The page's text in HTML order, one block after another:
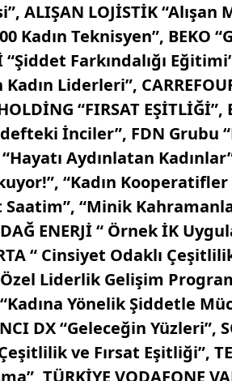
ALIŞAN LOJİSTİK
Kadın Teknisyen”, BEKO
Farkındalığı
Kadın Liderleri”,
“FIRSAT
İnciler”, FDN Grubu
Aydınlatan
“Kadın
“Minik
ENERJİ “ Örnek İK
“ Cinsiyet Odaklı
Liderlik Gelişim
Yönelik Şiddetle
DX “Geleceğin Yüzleri”,
ve Fırsat Eşitliği”,